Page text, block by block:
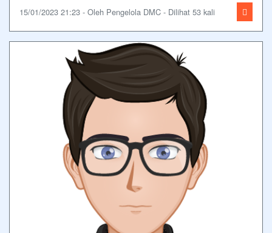
15/01/2023 21:23 - Oleh Pengelola DMC - Dilihat 53 kali